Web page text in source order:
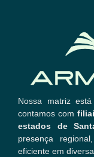
Nossa matriz
contamos com
estados de
presença
eficiente em